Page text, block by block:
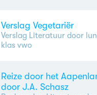
Verslag Vegetariër
Verslag Literatuur door
klas vwo
Reize door het
door J.A. Schasz